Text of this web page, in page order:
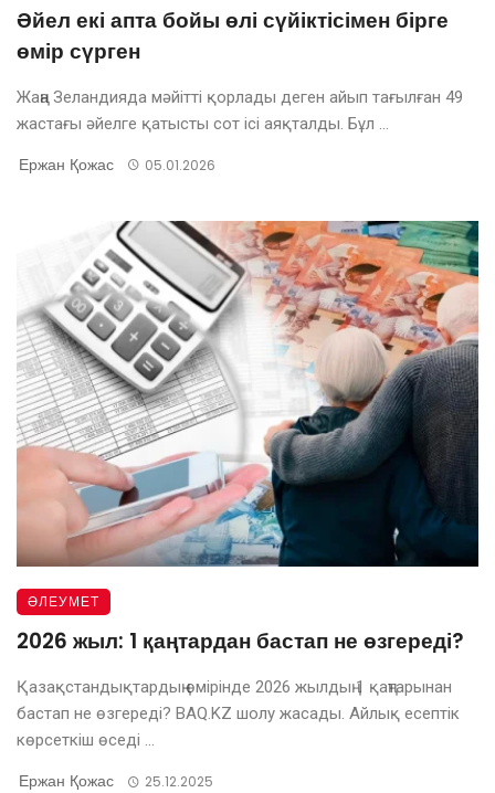
Әйел екі апта бойы өлі сүйіктісімен бірге
өмір сүрген
Жаңа Зеландияда мәйітті қорлады деген айып тағылған 49
жастағы әйелге қатысты сот ісі аяқталды. Бұл ...
Ержан Қожас 05.01.2026
ӘЛЕУМЕТ
2026 жыл: 1 қаңтардан бастап не өзгереді?
Қазақстандықтардың өмірінде 2026 жылдың 1 қаңтарынан
бастап не өзгереді? BAQ.KZ шолу жасады. Айлық есептік
көрсеткіш өседі ...
Ержан Қожас 25.12.2025